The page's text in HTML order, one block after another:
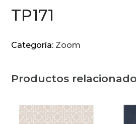
TP171
Categoría: Zoom
Productos